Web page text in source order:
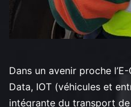
Dans un avenir proche
Data, IOT (véhicules et
intégrante du transport de